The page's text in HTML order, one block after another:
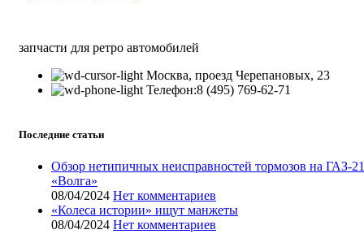
запчасти для ретро автомобилей
Москва, проезд Черепановых, 23
Телефон:8 (495) 769-62-71
Последние статьи
Обзор нетипичных неисправностей тормозов на ГАЗ-21
«Волга»
08/04/2024 Нет комментариев
«Колеса истории» ищут манжеты
08/04/2024 Нет комментариев